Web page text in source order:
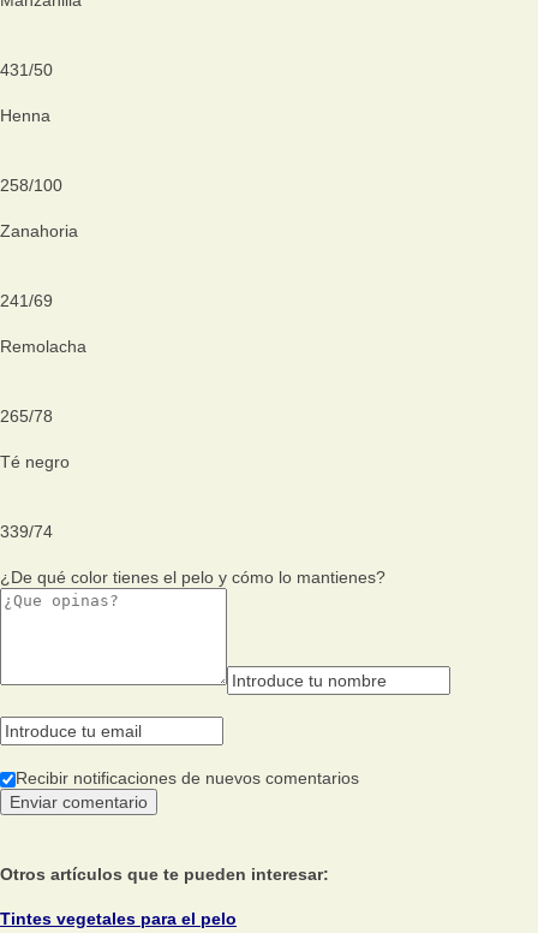
431/50
Henna
258/100
Zanahoria
241/69
Remolacha
265/78
Té negro
339/74
¿De qué color tienes el pelo y cómo lo mantienes?
Recibir notificaciones de nuevos comentarios
Otros artículos que te pueden interesar:
Tintes vegetales para el pelo